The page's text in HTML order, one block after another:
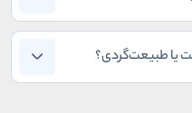
یا طبیعت‌گردی؟